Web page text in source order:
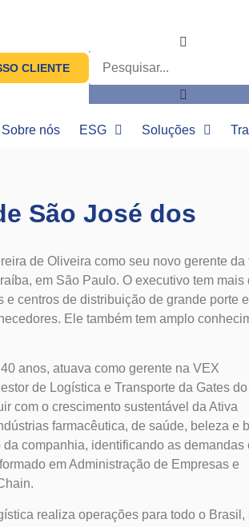
CLIENTE
Sobre nós ESG Soluções
São José dos
de Oliveira como seu novo gerente da
em São Paulo. O executivo tem mais
centros de distribuição de grande porte e
Ele também tem amplo
anos, atuava como gerente na VEX
de Logística e Transporte da Gates do
com o crescimento sustentável da Ativa
farmacêutica, de saúde, beleza e
companhia, identificando as demandas
em Administração de Empresas e
realiza operações para todo o Brasil,